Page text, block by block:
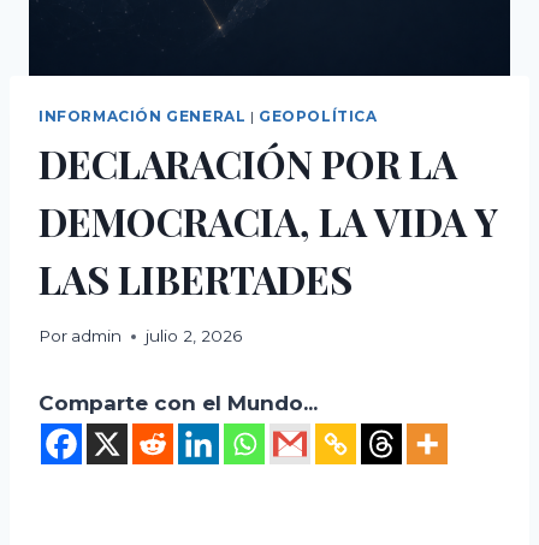
INFORMACIÓN GENERAL | GEOPOLÍTICA
DECLARACIÓN POR LA
DEMOCRACIA, LA VIDA Y
LAS LIBERTADES
Por admin julio 2, 2026
Comparte con el Mundo...